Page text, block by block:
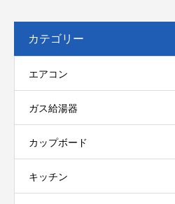
カテゴリー
エアコン
ガス給湯器
カップボード
キッチン